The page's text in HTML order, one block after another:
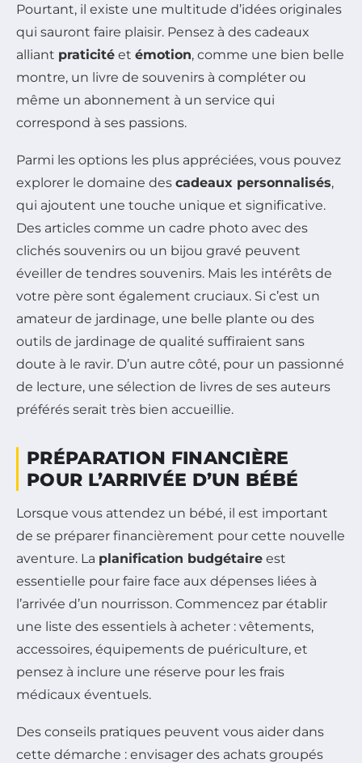
Pourtant, il existe une multitude d’idées originales
qui sauront faire plaisir. Pensez à des cadeaux
alliant praticité et émotion, comme une bien belle
montre, un livre de souvenirs à compléter ou
même un abonnement à un service qui
correspond à ses passions.
Parmi les options les plus appréciées, vous pouvez
explorer le domaine des cadeaux personnalisés,
qui ajoutent une touche unique et significative.
Des articles comme un cadre photo avec des
clichés souvenirs ou un bijou gravé peuvent
éveiller de tendres souvenirs. Mais les intérêts de
votre père sont également cruciaux. Si c’est un
amateur de jardinage, une belle plante ou des
outils de jardinage de qualité suffiraient sans
doute à le ravir. D’un autre côté, pour un passionné
de lecture, une sélection de livres de ses auteurs
préférés serait très bien accueillie.
PRÉPARATION FINANCIÈRE
POUR L’ARRIVÉE D’UN BÉBÉ
Lorsque vous attendez un bébé, il est important
de se préparer financièrement pour cette nouvelle
aventure. La planification budgétaire est
essentielle pour faire face aux dépenses liées à
l’arrivée d’un nourrisson. Commencez par établir
une liste des essentiels à acheter : vêtements,
accessoires, équipements de puériculture, et
pensez à inclure une réserve pour les frais
médicaux éventuels.
Des conseils pratiques peuvent vous aider dans
cette démarche : envisager des achats groupés